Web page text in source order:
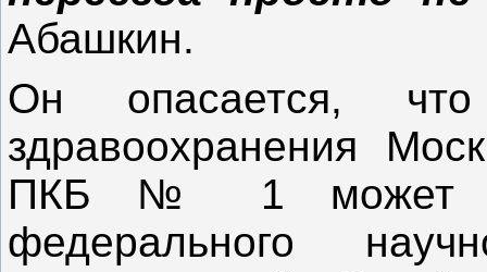
Абашкин.
Он опасается, что
здравоохранения
ПКБ № 1 может
федерального